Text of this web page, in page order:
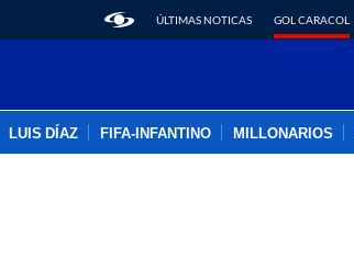
ÚLTIMAS NOTICAS GOL CARACOL
LUIS DÍAZ FIFA-INFANTINO MILLONARIOS